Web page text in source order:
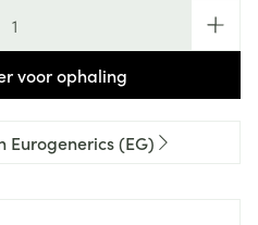
voor ophaling
Eurogenerics (EG)